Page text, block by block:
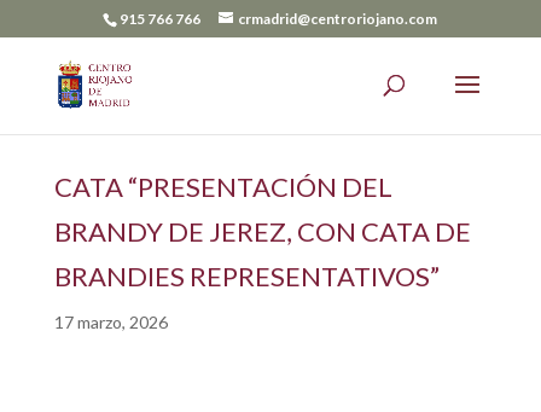
915 766 766 crmadrid@centroriojano.com
CATA “PRESENTACIÓN DEL
BRANDY DE JEREZ, CON CATA DE
BRANDIES REPRESENTATIVOS”
17 marzo, 2026